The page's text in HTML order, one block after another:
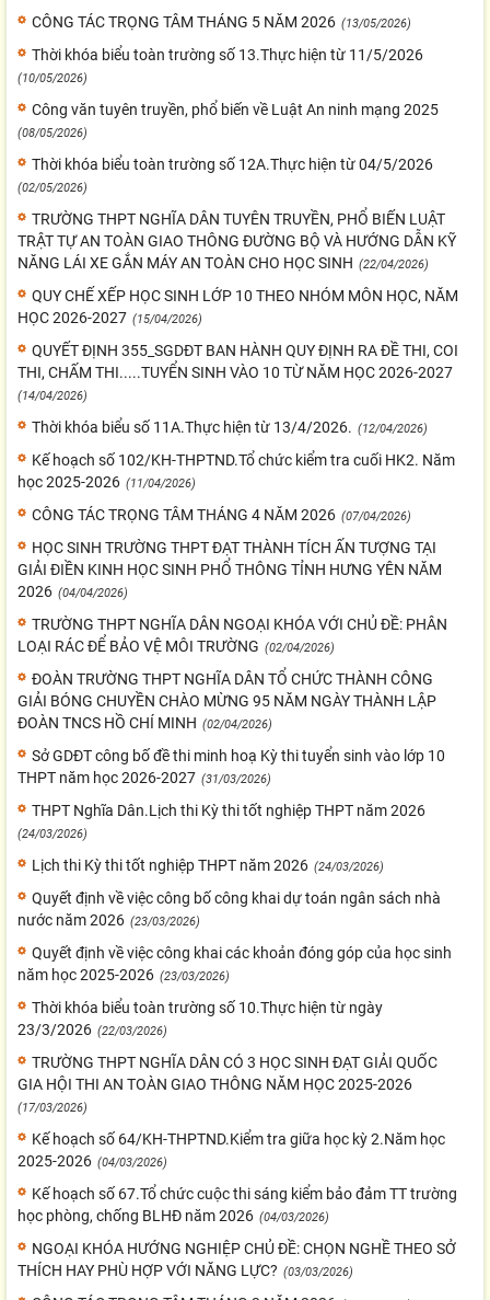
CÔNG TÁC TRỌNG TÂM THÁNG 5 NĂM 2026 (13/05/2026)
Thời khóa biểu toàn trường số 13.Thực hiện từ 11/5/2026
(10/05/2026)
Công văn tuyên truyền, phổ biến về Luật An ninh mạng 2025
(08/05/2026)
Thời khóa biểu toàn trường số 12A.Thực hiện từ 04/5/2026
(02/05/2026)
TRƯỜNG THPT NGHĨA DÂN TUYÊN TRUYỀN, PHỔ BIẾN LUẬT
TRẬT TỰ AN TOÀN GIAO THÔNG ĐƯỜNG BỘ VÀ HƯỚNG DẪN KỸ
NĂNG LÁI XE GẮN MÁY AN TOÀN CHO HỌC SINH (22/04/2026)
QUY CHẾ XẾP HỌC SINH LỚP 10 THEO NHÓM MÔN HỌC, NĂM
HỌC 2026-2027 (15/04/2026)
QUYẾT ĐỊNH 355_SGDĐT BAN HÀNH QUY ĐỊNH RA ĐỀ THI, COI
THI, CHẤM THI.....TUYỂN SINH VÀO 10 TỪ NĂM HỌC 2026-2027
(14/04/2026)
Thời khóa biểu số 11A.Thực hiện từ 13/4/2026. (12/04/2026)
Kế hoạch số 102/KH-THPTND.Tổ chức kiểm tra cuối HK2. Năm
học 2025-2026 (11/04/2026)
CÔNG TÁC TRỌNG TÂM THÁNG 4 NĂM 2026 (07/04/2026)
HỌC SINH TRƯỜNG THPT ĐẠT THÀNH TÍCH ẤN TƯỢNG TẠI
GIẢI ĐIỀN KINH HỌC SINH PHỔ THÔNG TỈNH HƯNG YÊN NĂM
2026 (04/04/2026)
TRƯỜNG THPT NGHĨA DÂN NGOẠI KHÓA VỚI CHỦ ĐỀ: PHÂN
LOẠI RÁC ĐỂ BẢO VỆ MÔI TRƯỜNG (02/04/2026)
ĐOÀN TRƯỜNG THPT NGHĨA DÂN TỔ CHỨC THÀNH CÔNG
GIẢI BÓNG CHUYỀN CHÀO MỪNG 95 NĂM NGÀY THÀNH LẬP
ĐOÀN TNCS HỒ CHÍ MINH (02/04/2026)
Sở GDĐT công bố đề thi minh hoạ Kỳ thi tuyển sinh vào lớp 10
THPT năm học 2026-2027 (31/03/2026)
THPT Nghĩa Dân.Lịch thi Kỳ thi tốt nghiệp THPT năm 2026
(24/03/2026)
Lịch thi Kỳ thi tốt nghiệp THPT năm 2026 (24/03/2026)
Quyết định về việc công bố công khai dự toán ngân sách nhà
nước năm 2026 (23/03/2026)
Quyết định về việc công khai các khoản đóng góp của học sinh
năm học 2025-2026 (23/03/2026)
Thời khóa biểu toàn trường số 10.Thực hiện từ ngày
23/3/2026 (22/03/2026)
TRƯỜNG THPT NGHĨA DÂN CÓ 3 HỌC SINH ĐẠT GIẢI QUỐC
GIA HỘI THI AN TOÀN GIAO THÔNG NĂM HỌC 2025-2026
(17/03/2026)
Kế hoạch số 64/KH-THPTND.Kiểm tra giữa học kỳ 2.Năm học
2025-2026 (04/03/2026)
Kế hoạch số 67.Tổ chức cuộc thi sáng kiểm bảo đảm TT trường
học phòng, chống BLHĐ năm 2026 (04/03/2026)
NGOẠI KHÓA HƯỚNG NGHIỆP CHỦ ĐỀ: CHỌN NGHỀ THEO SỞ
THÍCH HAY PHÙ HỢP VỚI NĂNG LỰC? (03/03/2026)